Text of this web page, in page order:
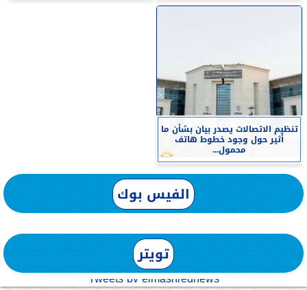
تنظيم الاتصالات يصدر بيان بشأن ما
أثير حول وجود خطوط هاتف
محمول...
الفيس بوك
تويتر
Tweets by elmashreqnews